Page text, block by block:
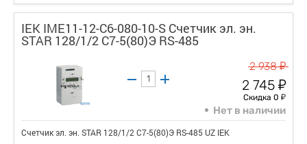
IEK IME11-12-C6-080-10-S Счетчик эл. эн.
STAR 128/1/2 С7-5(80)Э RS-485
2 938у
2 745 у
Скидка 0 у
Нет в наличии
Счетчик эл. эн. STAR 128/1/2 С7-5(80)Э RS-485 UZ IEK